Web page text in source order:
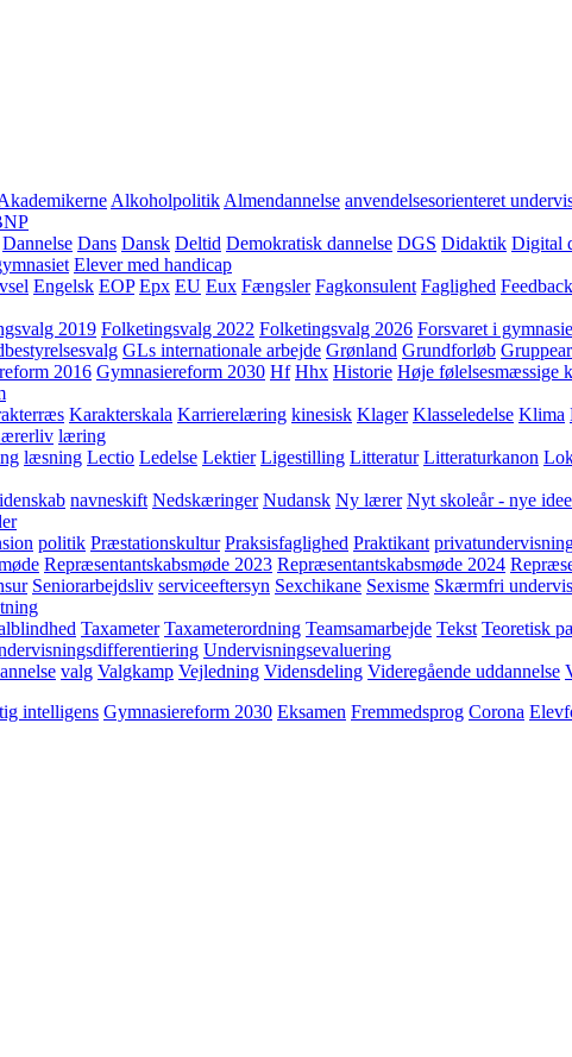
Alkoholpolitik Almendannelse anvendelsesorienteret
Dannelse Dans Dansk Deltid Demokratisk dannelse DGS Didaktik Digital
Elever med handicap
Engelsk EOP Epx EU Eux Fængsler Fagkonsulent Faglighed Feedback
2019 Folketingsvalg 2022 Folketingsvalg 2026 Forsvaret i
GLs internationale arbejde Grønland Grundforløb
2016 Gymnasiereform 2030 Hf Hhx Historie Høje følelsesmæssige
Karakterskala Karrierelæring kinesisk Klager Klasseledelse Klima
læring
læsning Lectio Ledelse Lektier Ligestilling Litteratur Litteraturkanon
navneskift Nedskæringer Nudansk Ny lærer Nyt skoleår - nye
politik Præstationskultur Praksisfaglighed Praktikant
Repræsentantskabsmøde 2023 Repræsentantskabsmøde 2024
Seniorarbejdsliv serviceeftersyn Sexchikane Sexisme Skærmfri
Taxameter Taxameterordning Teamsamarbejde Tekst Teoretisk
Undervisningsevaluering
valg Valgkamp Vejledning Vidensdeling Videregående uddannelse
intelligens Gymnasiereform 2030 Eksamen Fremmedsprog Corona